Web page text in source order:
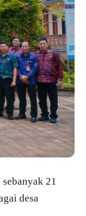
21
desa